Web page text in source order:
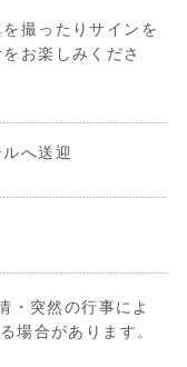
撮ったりサインを
お楽しみくださ
へ送迎
・突然の行事によ
場合があります。